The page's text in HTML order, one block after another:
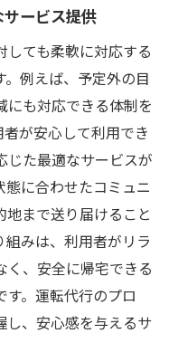
ート体制
タリング
ットワーク
性の確保
安全に帰宅する方
用手順
を解説
うためのヒント
めのポイント
ぶ際のチェックリ
ービス提供
ても柔軟に対応する
例えば、予定外の目
にも対応できる体制を
が安心して利用でき
じた最適なサービスが
に合わせたコミュニ
まで送り届けること
みは、利用者がリラ
く、安全に帰宅できる
。運転代行のプロ
し、安心感を与えるサ